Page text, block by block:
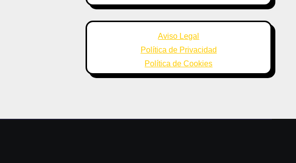
Aviso Legal
Política de Privacidad
Política de Cookies